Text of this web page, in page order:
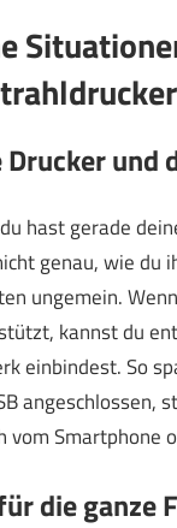
Drucker und
hast gerade
genau, wie du
ungemein.
kannst du
einbindest. So
angeschlossen,
vom Smartphone
die ganze